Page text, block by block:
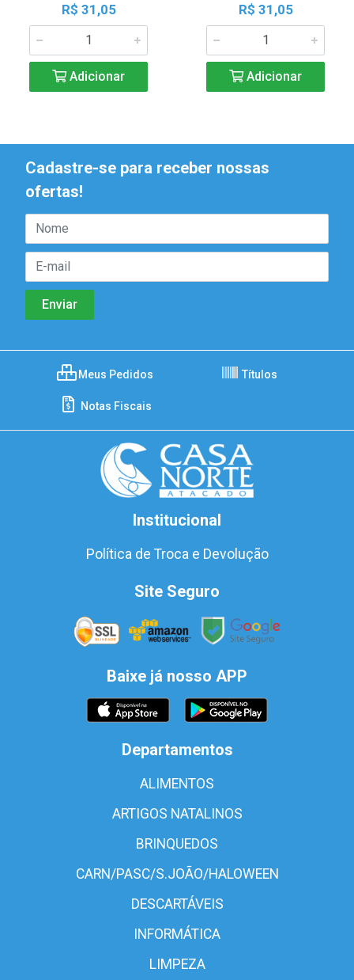
R$ 31,05
Adicionar
R$ 31,05
Adicionar
Cadastre-se para receber nossas
ofertas!
Meus Pedidos Títulos
Notas Fiscais
Institucional
Política de Troca e Devolução
Site Seguro
Baixe já nosso APP
Departamentos
ALIMENTOS
ARTIGOS NATALINOS
BRINQUEDOS
CARN/PASC/S.JOÃO/HALOWEEN
DESCARTÁVEIS
INFORMÁTICA
LIMPEZA